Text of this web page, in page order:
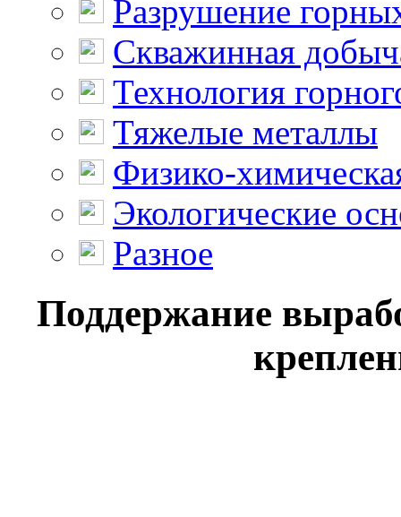
Разрушение
Скважинная
Технология
Тяжелые металлы
Физико-
Экологические
Разное
Поддержание